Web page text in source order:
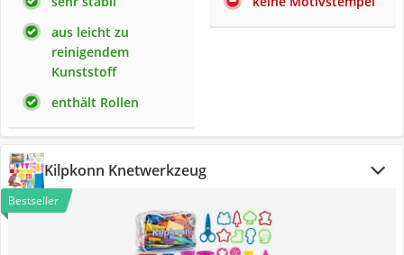
aus leicht zu
reinigendem
Kunststoff
enthält Rollen
Kilpkonn Knetwerkzeug
Bestseller